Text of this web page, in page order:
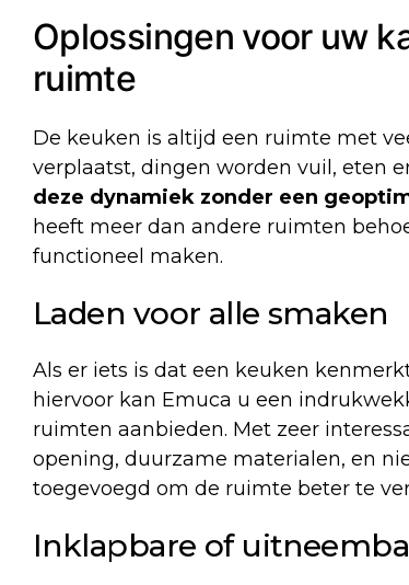
Oplossingen voor uw
ruimte
De keuken is altijd een ruimte met
verplaatst, dingen worden vuil, eten
deze dynamiek zonder een
heeft meer dan andere ruimten
functioneel maken.
Laden voor alle smaken
Als er iets is dat een keuken
hiervoor kan Emuca u een
ruimten aanbieden. Met zeer
opening, duurzame materialen, en
toegevoegd om de ruimte beter te
Inklapbare of